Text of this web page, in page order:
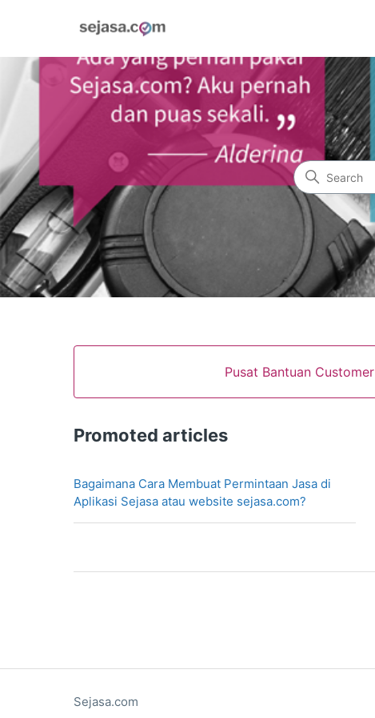
Sejasa.com
Search
Pusat Bantuan Customer
Promoted articles
Bagaimana Cara Membuat Permintaan Jasa di
Aplikasi Sejasa atau website sejasa.com?
Sejasa.com